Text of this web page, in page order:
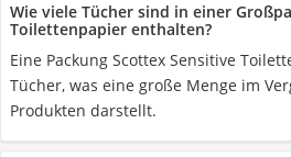
Wie viele Tücher sind in einer
Toilettenpapier enthalten?
Eine Packung Scottex Sensitive
Tücher, was eine große Menge im
Produkten darstellt.